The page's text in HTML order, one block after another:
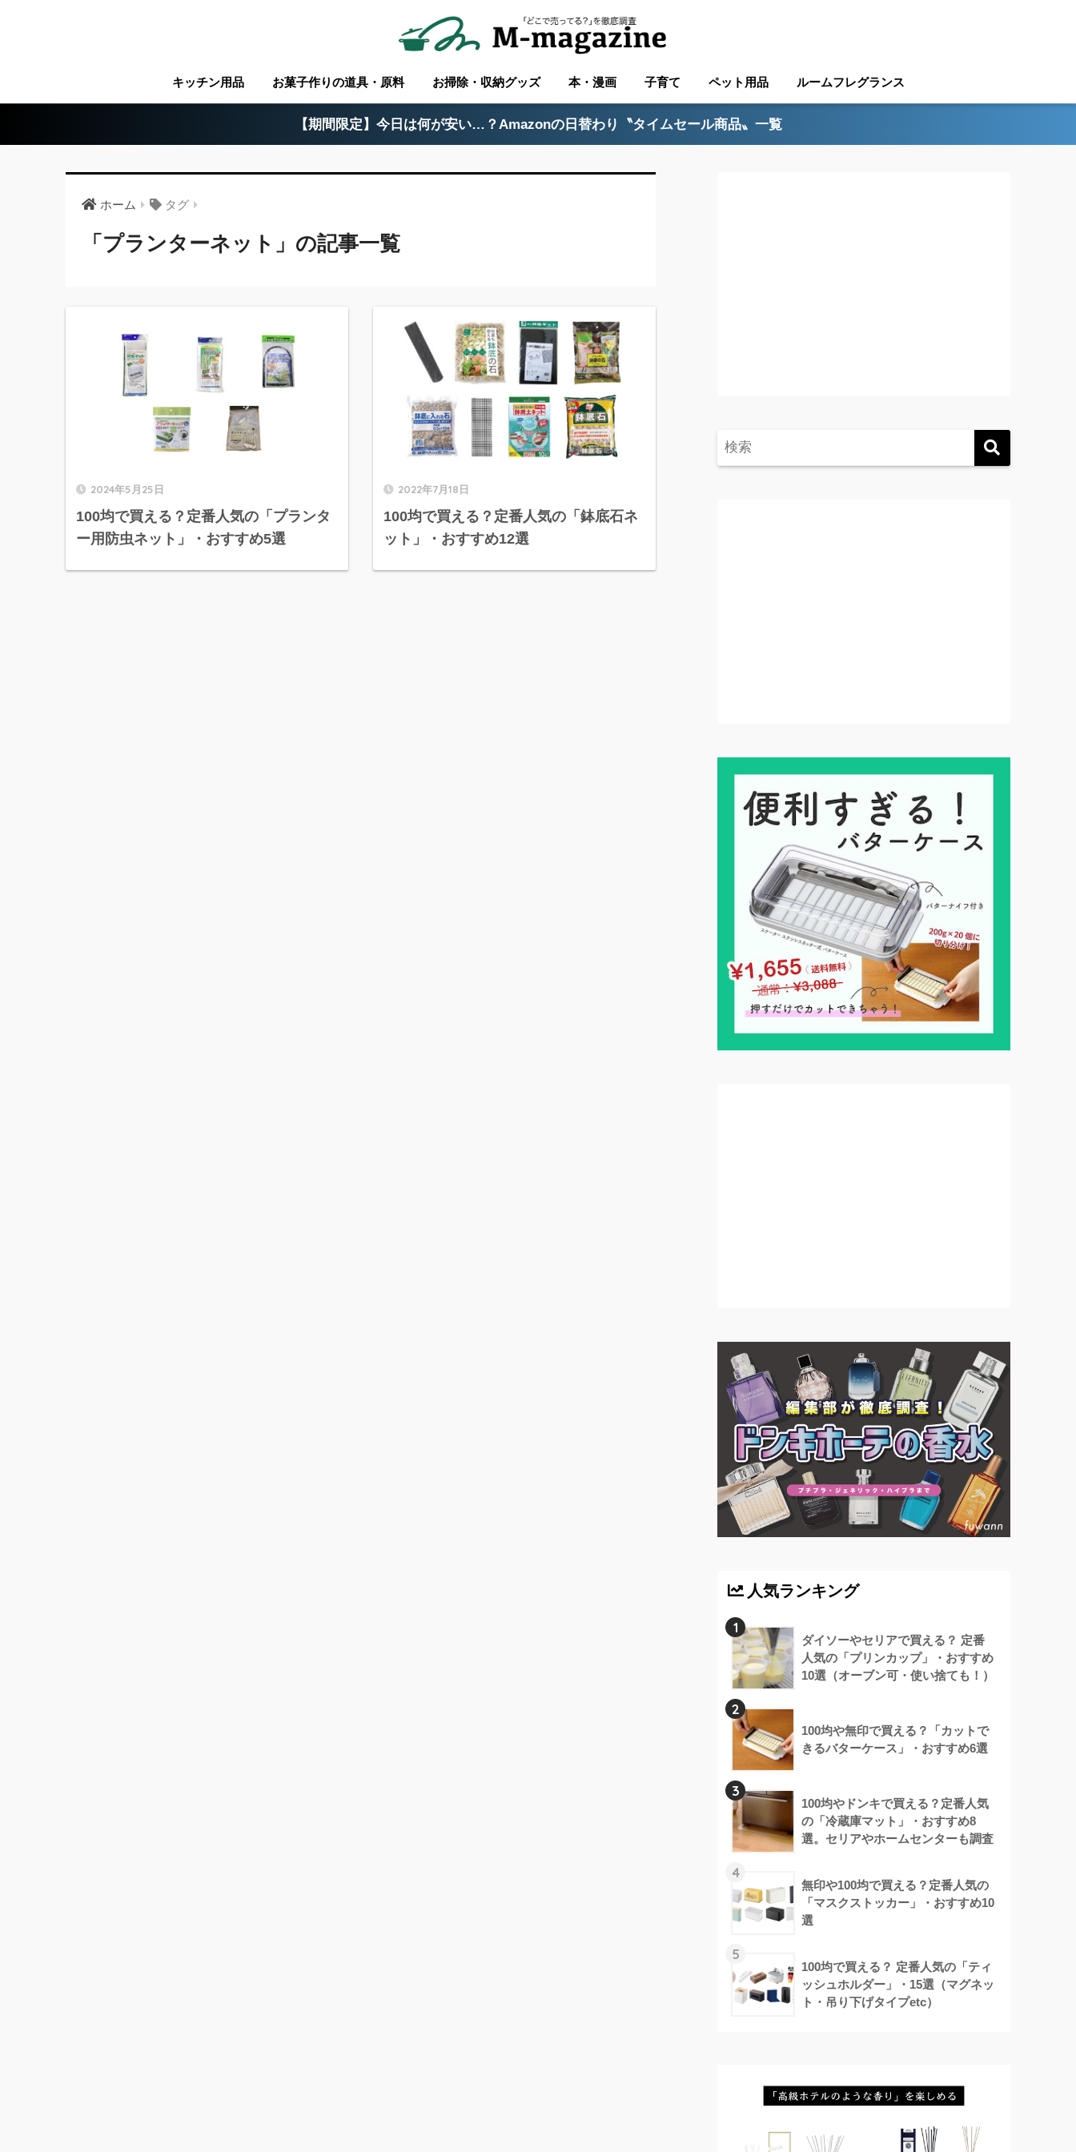
キッチン用品 お菓子作りの道具・原料 お掃除・収納グッズ 本・漫画 子育て ペット用品 ルームフレグランス
【期間限定】今日は何が安い…？Amazonの日替わり〝タイムセール商品〟一覧
ホーム タグ
「プランターネット」の記事一覧
2024年5月25日
100均で買える？定番人気の「プランタ
ー用防虫ネット」・おすすめ5選
2022年7月18日
100均で買える？定番人気の「鉢底石ネ
ット」・おすすめ12選
人気ランキング
1
ダイソーやセリアで買える？ 定番
人気の「プリンカップ」・おすすめ
10選（オーブン可・使い捨ても！）
2
100均や無印で買える？「カットで
きるバターケース」・おすすめ6選
3
100均やドンキで買える？定番人気
の「冷蔵庫マット」・おすすめ8
選。セリアやホームセンターも調査
4
無印や100均で買える？定番人気の
「マスクストッカー」・おすすめ10
選
5
100均で買える？ 定番人気の「ティ
ッシュホルダー」・15選（マグネッ
ト・吊り下げタイプetc）